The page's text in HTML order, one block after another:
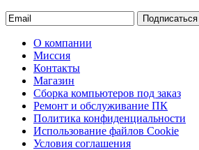
Подписаться
О компании
Миссия
Контакты
Магазин
Сборка компьютеров под заказ
Ремонт и обслуживание ПК
Политика конфиденциальности
Использование файлов Cookie
Условия соглашения